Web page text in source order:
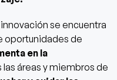
innovación se encuentra
oportunidades de
en la
áreas y miembros de